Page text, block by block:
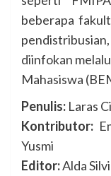
beberapa
diinfokan
Mahasiswa
Penulis: Laras
Kontributor:
Yusmi
Editor:Alda